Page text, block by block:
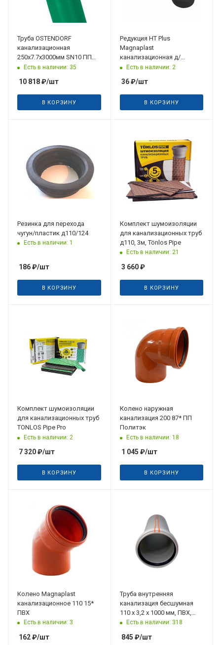
Труба OSTENDORF
канализационная
250х7.7х3000мм SN10 ПП
KG2000
Есть в наличии: 35
10 818₽/шт
В КОРЗИНУ
Редукция HT Plus
Magnaplast
канализационная д/
переходов на сталь д 40/40
Есть в наличии: 2
36₽/шт
В КОРЗИНУ
Резинка для перехода
чугун/пластик д110/124
Есть в наличии: 1
186₽/шт
В КОРЗИНУ
Комплект шумоизоляции
для канализационных труб
д110, 3м, Tönlos Pipe
Есть в наличии: 21
3 660₽
В КОРЗИНУ
Комплект шумоизоляции
для канализационных труб
TONLOS Pipe Pro
Есть в наличии: 2
7 320₽/шт
В КОРЗИНУ
Колено наружная
канализация 200 87* ПП
Политэк
Есть в наличии: 18
1 045 ₽/шт
В КОРЗИНУ
Колено Magnaрlast
канализационное 110 15*
ПВХ
Есть в наличии: 3
162₽/шт
Труба внутренняя
канализация бесшумная
110 х 3,2 х 1000 мм, ПВХ,
6дБ MULTI Akansu
Есть в наличии: 318
845 ₽/шт